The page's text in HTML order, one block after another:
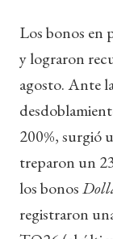
Los bonos en
y lograron
agosto. Ante
200%, surgió
treparon un
los bonos
registraron